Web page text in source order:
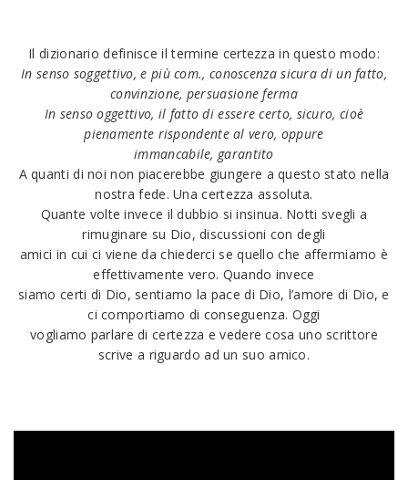
Il dizionario definisce il termine certezza in questo modo:
In senso soggettivo, e più com., conoscenza sicura di un fatto,
convinzione, persuasione ferma
In senso oggettivo, il fatto di essere certo, sicuro, cioè
pienamente rispondente al vero, oppure
immancabile, garantito
A quanti di noi non piacerebbe giungere a questo stato nella
nostra fede. Una certezza assoluta.
Quante volte invece il dubbio si insinua. Notti svegli a
rimuginare su Dio, discussioni con degli
amici in cui ci viene da chiederci se quello che affermiamo è
effettivamente vero. Quando invece
siamo certi di Dio, sentiamo la pace di Dio, l’amore di Dio, e
ci comportiamo di conseguenza. Oggi
vogliamo parlare di certezza e vedere cosa uno scrittore
scrive a riguardo ad un suo amico.